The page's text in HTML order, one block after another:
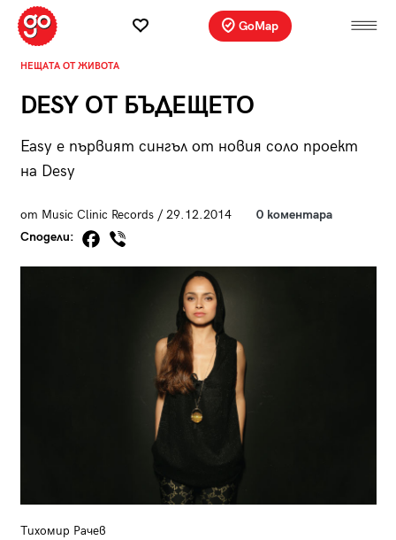
GoMap
НЕЩАТА ОТ ЖИВОТА
DESY ОТ БЪДЕЩЕТО
Easy e първият сингъл от новия соло проект
на Desy
от Music Clinic Records / 29.12.2014
0 коментара
Сподели:
Тихомир Рачев